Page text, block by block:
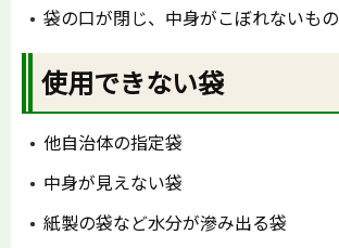
袋の口が閉じ、中身がこぼれないもの
使用できない袋
他自治体の指定袋
中身が見えない袋
紙製の袋など水分が滲み出る袋